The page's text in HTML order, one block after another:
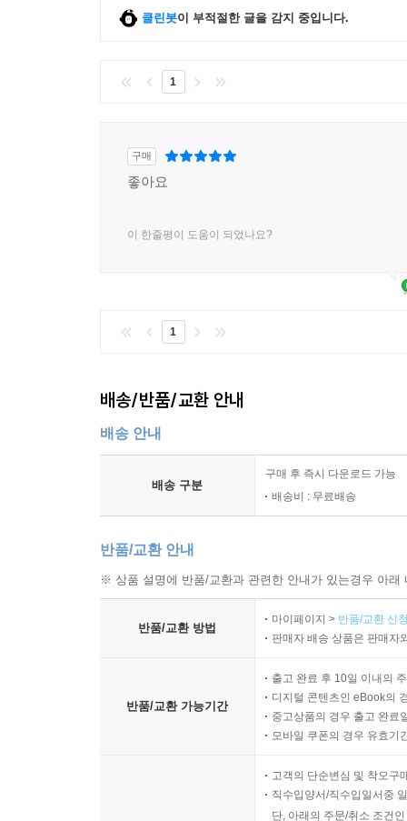
인간의 역량을 강화시켜 주고, 새로운 업무를
영국에서 산업혁명으로 새로운 산업용 기계가
도입되면서 노동자들의 이탈이 잦아지자 ‘최저
일자리를 창출해 낸 동시에 노동자들의 생산성도
클린봇이 부적절한 글을 감지 중입니다.
1
구매
좋아요
이 한줄평이 도움이 되었나요?
1
배송/반품/교환 안내
배송 안내
배송 구분
구매 후 즉시 다운로드 가능
배송비 : 무료배송
반품/교환 안내
※ 상품 설명에 반품/교환과 관련한 안내가 있는경우 아
반품/교환 방법
마이페이지 > 반품/교환 신
판매자 배송 상품은 판매자
반품/교환 가능기간
출고 완료 후 10일 이내의
디지털 콘텐츠인 eBook의
중고상품의 경우 출고 완료
모바일 쿠폰의 경우 유효기
고객의 단순변심 및 착오구
직수입양서/직수입일서중
단, 아래의 주문/취소 조건